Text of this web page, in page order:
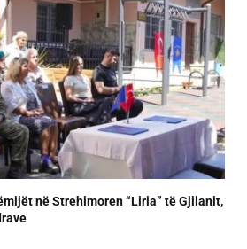
në Strehimoren “Liria” të Gjilanit,